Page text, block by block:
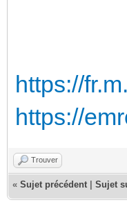
https://
https://
Trouver
« Sujet précédent Sujet